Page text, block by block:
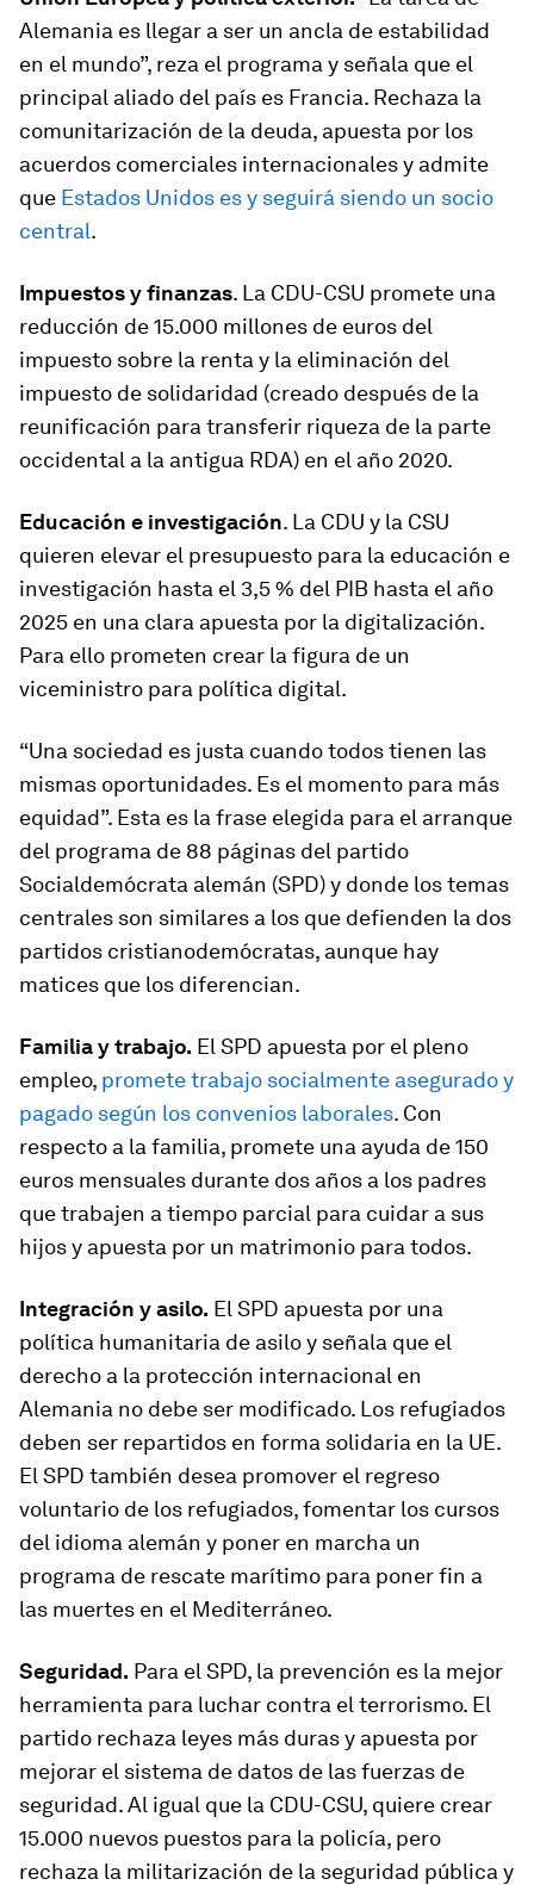
Alemania es llegar a ser un ancla de estabilidad
en el mundo”, reza el programa y señala que el
principal aliado del país es Francia. Rechaza la
comunitarización de la deuda, apuesta por los
acuerdos comerciales internacionales y admite
que Estados Unidos es y seguirá siendo un socio
central.
Impuestos y finanzas. La CDU-CSU promete una
reducción de 15.000 millones de euros del
impuesto sobre la renta y la eliminación del
impuesto de solidaridad (creado después de la
reunificación para transferir riqueza de la parte
occidental a la antigua RDA) en el año 2020.
Educación e investigación. La CDU y la CSU
quieren elevar el presupuesto para la educación e
investigación hasta el 3,5 % del PIB hasta el año
2025 en una clara apuesta por la digitalización.
Para ello prometen crear la figura de un
viceministro para política digital.
“Una sociedad es justa cuando todos tienen las
mismas oportunidades. Es el momento para más
equidad”. Esta es la frase elegida para el arranque
del programa de 88 páginas del partido
Socialdemócrata alemán (SPD)y donde los temas
centrales son similares a los que defienden la dos
partidos cristianodemócratas, aunque hay
matices que los diferencian.
Familia y trabajo. El SPD apuesta por el pleno
empleo, promete trabajo socialmente asegurado y
pagado según los convenios laborales. Con
respecto a la familia, promete una ayuda de 150
euros mensuales durante dos años a los padres
que trabajen a tiempo parcial para cuidar a sus
hijos y apuesta por un matrimonio para todos.
Integración y asilo. El SPD apuesta por una
política humanitaria de asilo y señala que el
derecho a la protección internacional en
Alemania no debe ser modificado. Los refugiados
deben ser repartidos en forma solidaria en la UE.
El SPD también desea promover el regreso
voluntario de los refugiados, fomentar los cursos
del idioma alemán y poner en marcha un
programa de rescate marítimo para poner fin a
las muertes en el Mediterráneo.
Seguridad. Para el SPD, la prevención es la mejor
herramienta para luchar contra el terrorismo. El
partido rechaza leyes más duras y apuesta por
mejorar el sistema de datos de las fuerzas de
seguridad. Al igual que la CDU-CSU, quiere crear
15.000 nuevos puestos para la policía, pero
rechaza la militarización de la seguridad pública y